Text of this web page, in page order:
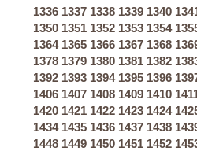
1336 1337 1338 1339 1340
1350 1351 1352 1353 1354
1364 1365 1366 1367 1368
1378 1379 1380 1381 1382
1392 1393 1394 1395 1396
1406 1407 1408 1409 1410
1420 1421 1422 1423 1424
1434 1435 1436 1437 1438
1448 1449 1450 1451 1452